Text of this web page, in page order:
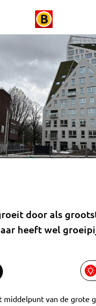
door als
heeft wel
middelpunt van de grote